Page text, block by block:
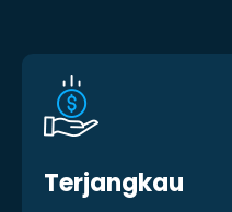
Terjangkau